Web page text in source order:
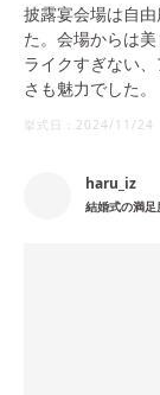
披露宴会場は自
た。会場からは
ライクすぎない
さも魅力でした。
挙式日： 2024/11/24
haru_iz
結婚式の満足